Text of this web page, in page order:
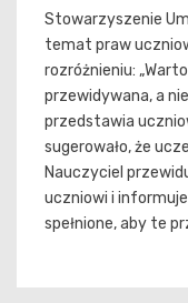
Stowarzyszenie
temat praw
rozróżnieniu:
przewidywana, a
przedstawia
sugerowało, że
Nauczyciel
uczniowi i
spełnione, aby te